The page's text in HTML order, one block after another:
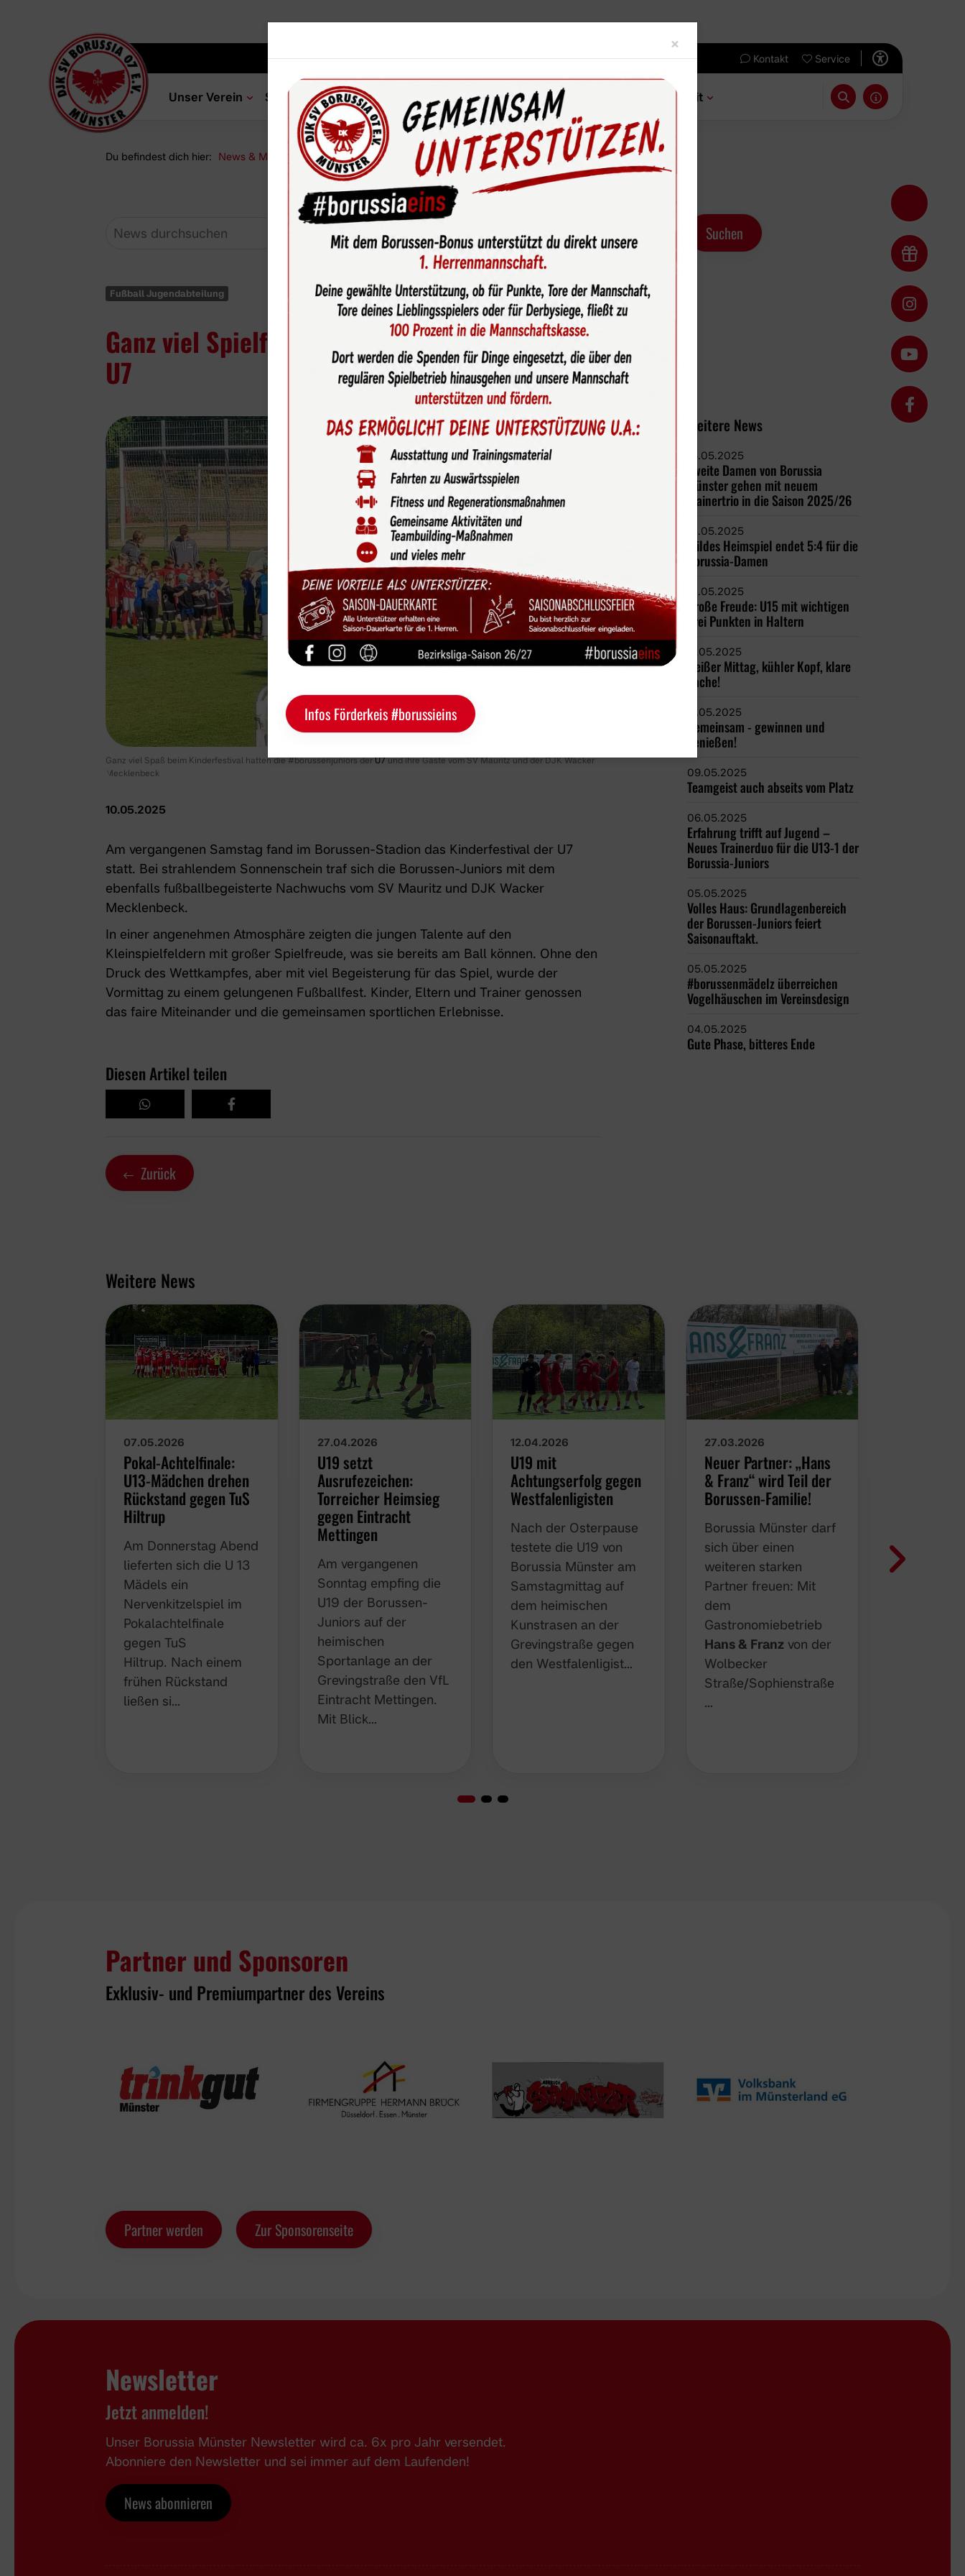
Kontakt Service
Unser Verein Sportangebot News & Media Service Sponsoren Fun & Freizeit
Du befindest dich hier: News & Media Newsroom Ganz viel Spielfreude beim Kinderfestival der U7
Fußball Jugendabteilung
Ganz viel Spielfreude beim Kinderfestival der
U7
Ganz viel Spaß beim Kinderfestival hatten die #borussenjuniors derU7und ihre Gäste vom SV Mauritz und der DJK Wacker
Mecklenbeck
10.05.2025
Am vergangenen Samstag fand im Borussen-Stadion das Kinderfestival der U7
statt. Bei strahlendem Sonnenschein traf sich die Borussen-Juniors mit dem
ebenfalls fußballbegeisterte Nachwuchs vom SV Mauritz und DJK Wacker
Mecklenbeck.
In einer angenehmen Atmosphäre zeigten die jungen Talente auf den
Kleinspielfeldern mit großer Spielfreude, was sie bereits am Ball können. Ohne den
Druck des Wettkampfes, aber mit viel Begeisterung für das Spiel, wurde der
Vormittag zu einem gelungenen Fußballfest. Kinder, Eltern und Trainer genossen
das faire Miteinander und die gemeinsamen sportlichen Erlebnisse.
Diesen Artikel teilen
Zurück
Weitere News
16.05.2025
Zweite Damen von Borussia
Münster gehen mit neuem
Trainertrio in die Saison 2025/26
13.05.2025
Wildes Heimspiel endet 5:4 für die
Borussia-Damen
12.05.2025
Große Freude: U15 mit wichtigen
drei Punkten in Haltern
11.05.2025
Heißer Mittag, kühler Kopf, klare
Sache!
11.05.2025
Gemeinsam - gewinnen und
genießen!
09.05.2025
Teamgeist auch abseits vom Platz
06.05.2025
Erfahrung trifft auf Jugend –
Neues Trainerduo für die U13-1 der
Borussia-Juniors
05.05.2025
Volles Haus: Grundlagenbereich
der Borussen-Juniors feiert
Saisonauftakt.
05.05.2025
#borussenmädelz überreichen
Vogelhäuschen im Vereinsdesign
04.05.2025
Gute Phase, bitteres Ende
Weitere News
07.05.2026
Pokal-Achtelfinale:
U13-Mädchen drehen
Rückstand gegen TuS
Hiltrup
Am Donnerstag Abend
lieferten sich die U 13
Mädels ein
Nervenkitzelspiel im
Pokalachtelfinale
gegen TuS
Hiltrup. Nach einem
frühen Rückstand
ließen si…
27.04.2026
U19 setzt
Ausrufezeichen:
Torreicher Heimsieg
gegen Eintracht
Mettingen
Am vergangenen
Sonntag empfing die
U19 der Borussen-
Juniors auf der
heimischen
Sportanlage an der
Grevingstraße den VfL
Eintracht Mettingen.
Mit Blick…
12.04.2026
U19 mit
Achtungserfolg gegen
Westfalenligisten
Nach der Osterpause
testete die U19 von
Borussia Münster am
Samstagmittag auf
dem heimischen
Kunstrasen an der
Grevingstraße gegen
den Westfalenligist…
27.03.2026
Neuer Partner: „Hans
& Franz“ wird Teil der
Borussen-Familie!
Borussia Münster darf
sich über einen
weiteren starken
Partner freuen: Mit
dem
Gastronomiebetrieb
Hans & Franz von der
Wolbecker
Straße/Sophienstraße
…
Die
Partner und Sponsoren
Exklusiv- und Premiumpartner des Vereins
Partner werden Zur Sponsorenseite
Newsletter
Jetzt anmelden!
Unser Borussia Münster Newsletter wird ca. 6x pro Jahr versendet.
Abonniere den Newsletter und sei immer auf dem Laufenden!
News abonnieren
× Close
Infos Förderkeis #borussieins